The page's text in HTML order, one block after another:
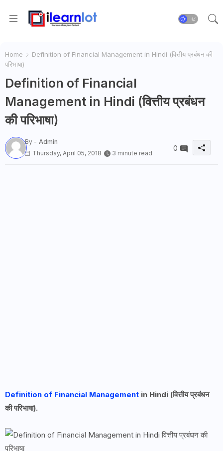
Home
Definition of Financial Management in Hindi (वित्तीय प्रबंधन की
परिभाषा)
Definition of Financial
Management in Hindi (वित्तीय प्रबंधन
की परिभाषा)
By - Admin
Thursday, April 05, 2018
3 minute read
0
Definition of Financial Management in Hindi (वित्तीय प्रबंधन
की परिभाषा).